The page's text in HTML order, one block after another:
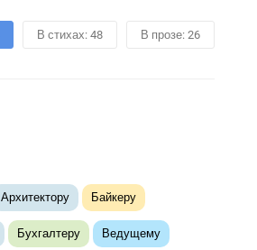
В стихах: 48 В прозе: 26
Архитектору Байкеру
Бухгалтеру Ведущему